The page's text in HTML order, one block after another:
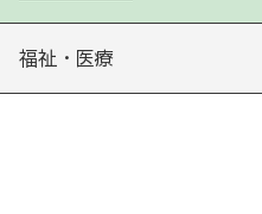
福祉・医療